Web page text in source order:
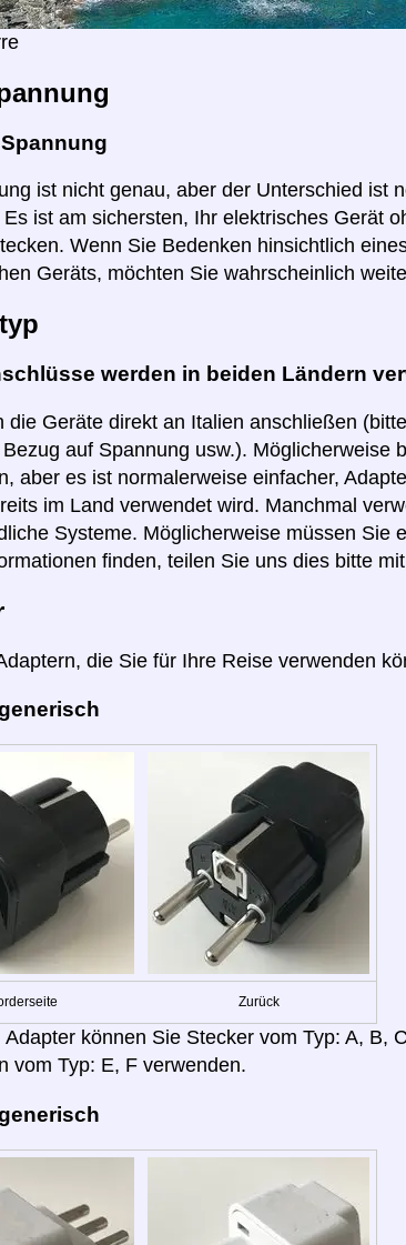
ist nicht genau, aber der Unterschied ist
ist am sichersten, Ihr elektrisches Gerät
Wenn Sie Bedenken hinsichtlich
Geräts, möchten Sie wahrscheinlich
werden in beiden Ländern
die Geräte direkt an Italien anschließen
auf Spannung usw.). Möglicherweise
aber es ist normalerweise einfacher,
im Land verwendet wird. Manchmal
Systeme. Möglicherweise müssen Sie
finden, teilen Sie uns dies bitte
die Sie für Ihre Reise verwenden
Zurück
können Sie Stecker vom Typ: A, B,
vom Typ: E, F verwenden.